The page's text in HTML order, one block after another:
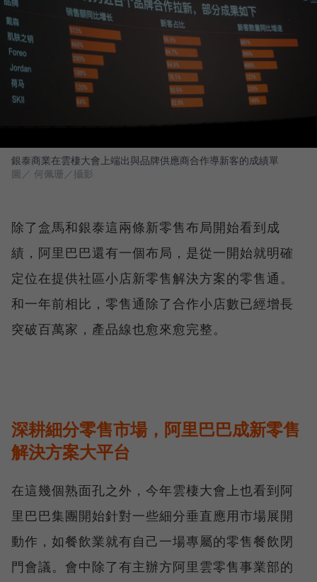
銀泰商業在雲棲大會上端出與品牌供應商合作導新客的成績單
圖／ 何佩珊／攝影
除了盒馬和銀泰這兩條新零售布局開始看到成
績，阿里巴巴還有一個布局，是從一開始就明確
定位在提供社區小店新零售解決方案的零售通。
和一年前相比，零售通除了合作小店數已經增長
突破百萬家，產品線也愈來愈完整。
深耕細分零售市場，阿里巴巴成新零售
解決方案大平台
在這幾個熟面孔之外，今年雲棲大會上也看到阿
里巴巴集團開始針對一些細分垂直應用市場展開
動作，如餐飲業就有自己一場專屬的零售餐飲閉
門會議。會中除了有主辦方阿里雲零售事業部的